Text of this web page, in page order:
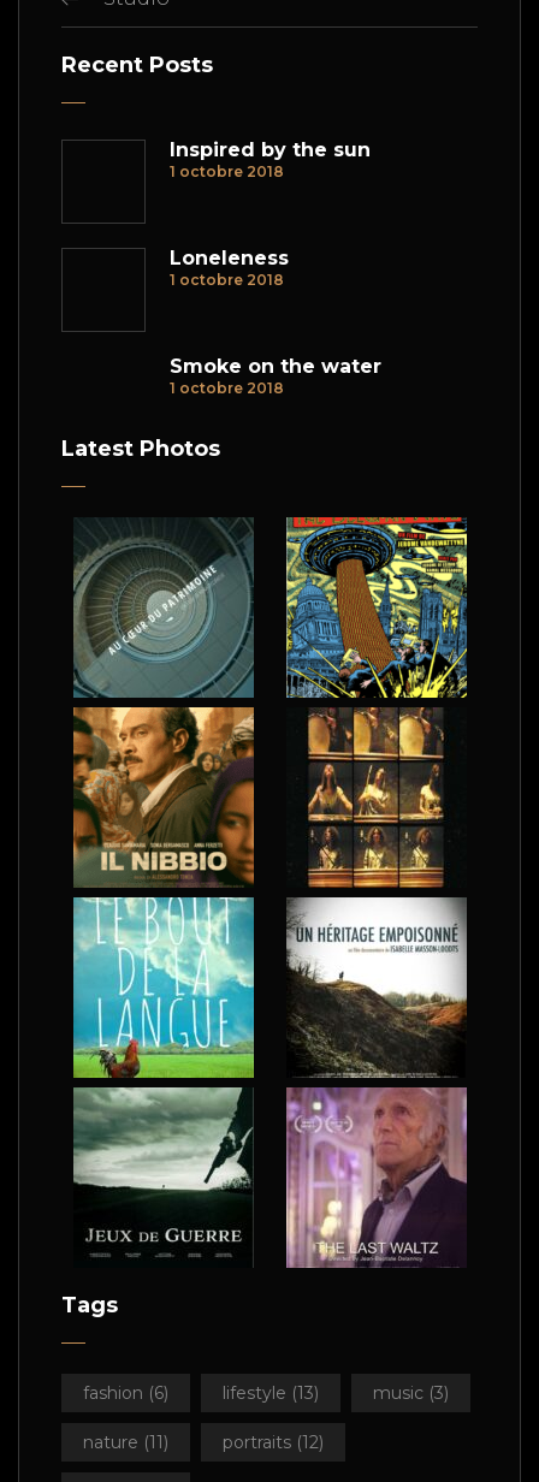
Recent Posts
Inspired by the sun
1 octobre 2018
Loneleness
1 octobre 2018
Smoke on the water
1 octobre 2018
Latest Photos
Tags
fashion (6) lifestyle (13) music (3)
nature (11) portraits (12)